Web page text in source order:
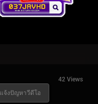
42 Views
แจ้งปัญหาวีดีโอ